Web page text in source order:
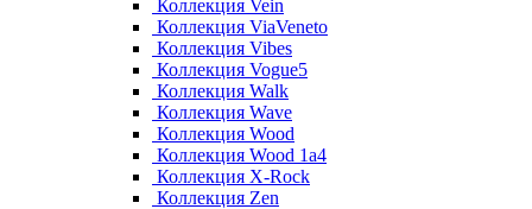
Коллекция Vein
Коллекция ViaVeneto
Коллекция Vibes
Коллекция Vogue5
Коллекция Walk
Коллекция Wave
Коллекция Wood
Коллекция Wood 1a4
Коллекция X-Rock
Коллекция Zen